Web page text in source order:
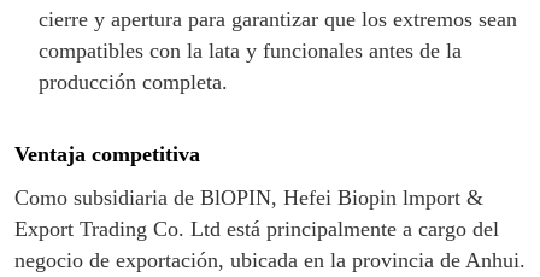
cierre y apertura para garantizar que los extremos sean
compatibles con la lata y funcionales antes de la
producción completa.
Ventaja competitiva
Como subsidiaria de BlOPIN, Hefei Biopin lmport &
Export Trading Co. Ltd está principalmente a cargo del
negocio de exportación, ubicada en la provincia de Anhui.